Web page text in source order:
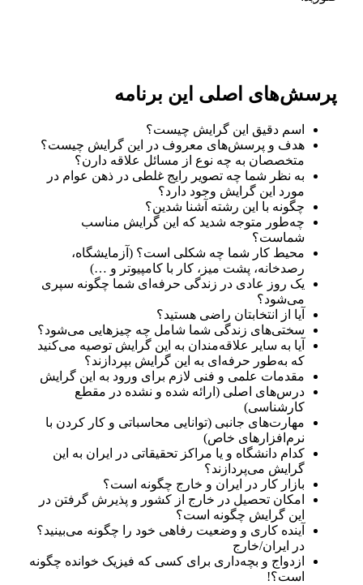
پرسش‌های اصلی این برنامه
اسم دقیق این گرایش چیست؟
هدف و پرسش‌های معروف در این گرایش چیست؟
متخصصان به چه نوع از مسائل علاقه دارن؟
به نظر شما چه تصویر رایج غلطی در ذهن عوام در
مورد این گرایش وجود دارد؟
چگونه با این رشته آشنا شدین؟
چه‌طور متوجه شدید که این گرایش مناسب
شماست؟
محیط کار شما چه شکلی است؟ (آزمایشگاه،
رصدخانه، پشت میز، کار با کامپیوتر و …)
یک روز عادی در زندگی حرفه‌ای شما چگونه سپری
می‌شود؟
آیا از انتخابتان راضی هستید؟
سختی‌های زندگی شما شامل چه چیزهایی می‌شود؟
آیا به سایر علاقه‌مندان به این گرایش توصیه می‌کنید
که به‌طور حرفه‌ای به این گرایش بپردازند؟
مقدمات علمی و فنی لازم برای ورود به این گرایش
درس‌های اصلی (ارائه شده و نشده در مقطع
کارشناسی)
مهارت‌های جانبی (توانایی محاسباتی و کار کردن با
نرم‌افزارهای خاص)
کدام دانشگاه و یا مراکز تحقیقاتی در ایران به این
گرایش می‌پردازند؟
بازار کار در ایران و خارج چگونه است؟
امکان تحصیل در خارج از کشور و پذیرش گرفتن در
این گرایش چگونه است؟
آینده کاری و وضعیت رفاهی خود را چگونه می‌بینید؟
در ایران/خارج
ازدواج و بچه‌داری برای کسی که فیزیک خوانده چگونه
است؟!